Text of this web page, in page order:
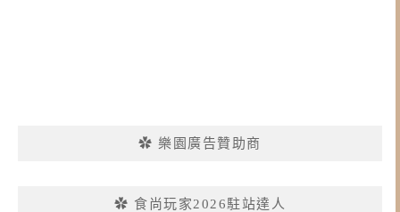
✿ 樂園廣告贊助商
✿ 食尚玩家2026駐站達人